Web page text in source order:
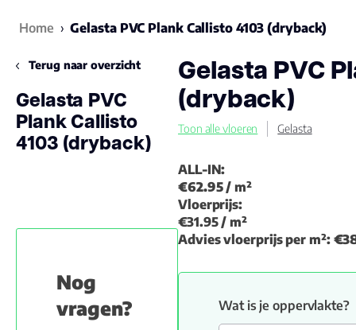
Home › Gelasta PVC Plank Callisto 4103 (dryback)
Terug naar overzicht
Gelasta PVC
Plank Callisto
4103 (dryback)
Nog
vragen?
Gelasta PVC
(dryback)
Toon alle vloeren Gelasta
ALL-IN:
€62.95 / m²
Vloerprijs:
€31.95 / m²
Advies vloerprijs per m²:
Wat is je oppervlakte?